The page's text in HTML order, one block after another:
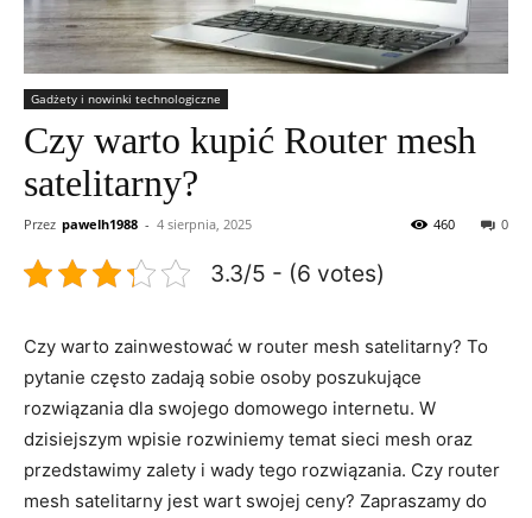
Gadżety i nowinki technologiczne
Czy warto kupić Router mesh
satelitarny?
Przez pawelh1988 - 4 sierpnia, 2025 0
460
3.3/5 - (6 votes)
Czy warto zainwestować w router mesh satelitarny? To
pytanie często zadają sobie osoby poszukujące
rozwiązania dla swojego domowego internetu. W
dzisiejszym wpisie rozwiniemy temat sieci mesh oraz
przedstawimy zalety i wady tego rozwiązania. Czy router
mesh satelitarny jest wart swojej ceny? Zapraszamy do